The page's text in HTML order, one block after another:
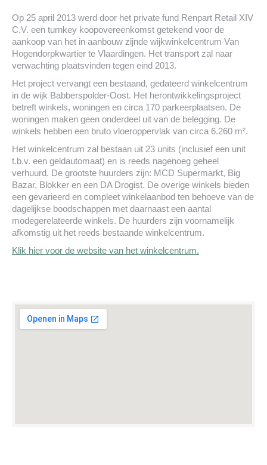
Op 25 april 2013 werd door het private fund Renpart Retail XIV
C.V. een turnkey koopovereenkomst getekend voor de
aankoop van het in aanbouw zijnde wijkwinkelcentrum Van
Hogendorpkwartier te Vlaardingen. Het transport zal naar
verwachting plaatsvinden tegen eind 2013.
Het project vervangt een bestaand, gedateerd winkelcentrum
in de wijk Babberspolder-Oost. Het herontwikkelingsproject
betreft winkels, woningen en circa 170 parkeerplaatsen. De
woningen maken geen onderdeel uit van de belegging. De
winkels hebben een bruto vloeroppervlak van circa 6.260 m².
Het winkelcentrum zal bestaan uit 23 units (inclusief een unit
t.b.v. een geldautomaat) en is reeds nagenoeg geheel
verhuurd. De grootste huurders zijn: MCD Supermarkt, Big
Bazar, Blokker en een DA Drogist. De overige winkels bieden
een gevarieerd en compleet winkelaanbod ten behoeve van de
dagelijkse boodschappen met daarnaast een aantal
modegerelateerde winkels. De huurders zijn voornamelijk
afkomstig uit het reeds bestaande winkelcentrum.
Klik hier voor de website van het winkelcentrum.